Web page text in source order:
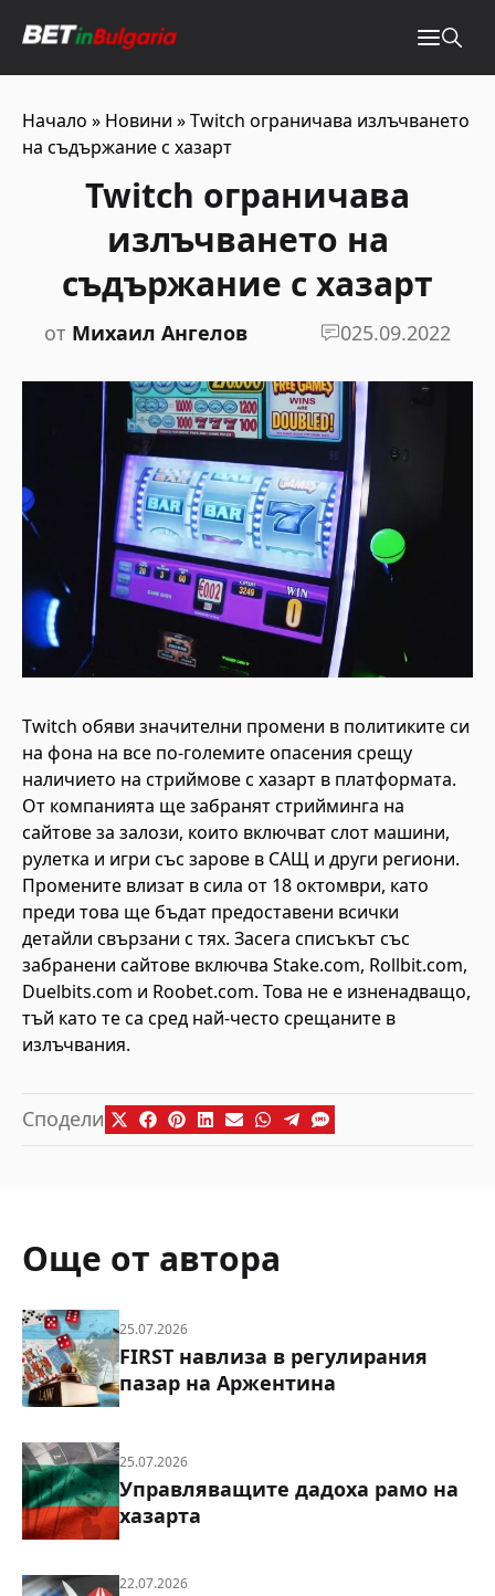
Начало » Новини »Twitch ограничава излъчването
на съдържание с хазарт
Twitch ограничава
излъчването на
съдържание с хазарт
от Михаил Ангелов 025.09.2022
Twitch обяви значителни промени в политиките си
на фона на все по-големите опасения срещу
наличието на стриймове с хазарт в платформата.
От компанията ще забранят стрийминга на
сайтове за залози, които включват слот машини,
рулетка и игри със зарове в САЩ и други региони.
Промените влизат в сила от 18 октомври, като
преди това ще бъдат предоставени всички
детайли свързани с тях. Засега списъкът със
забранени сайтове включва Stake.com, Rollbit.com,
Duelbits.com и Roobet.com. Това не е изненадващо,
тъй като те са сред най-често срещаните в
излъчвания.
Сподели
Още от автора
25.07.2026
FIRST навлиза в регулирания
пазар на Аржентина
25.07.2026
Управляващите дадоха рамо на
хазарта
22.07.2026